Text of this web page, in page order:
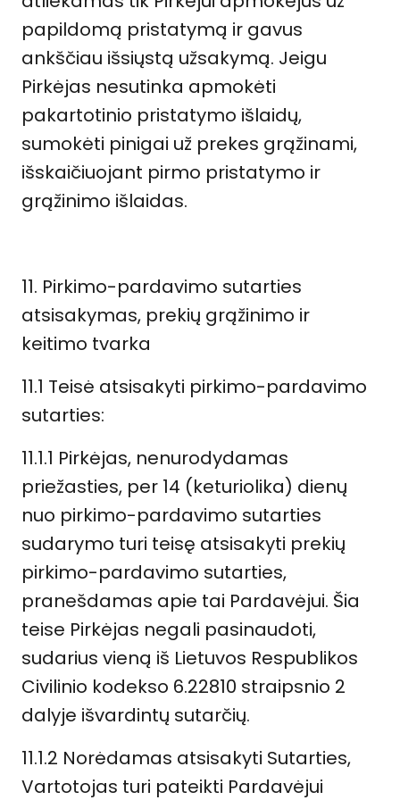
papildomą pristatymą ir gavus
ankščiau išsiųstą užsakymą. Jeigu
Pirkėjas nesutinka apmokėti
pakartotinio pristatymo išlaidų,
sumokėti pinigai už prekes grąžinami,
išskaičiuojant pirmo pristatymo ir
grąžinimo išlaidas.
11. Pirkimo-pardavimo sutarties
atsisakymas, prekių grąžinimo ir
keitimo tvarka
11.1 Teisė atsisakyti pirkimo-pardavimo
sutarties:
11.1.1 Pirkėjas, nenurodydamas
priežasties, per 14 (keturiolika) dienų
nuo pirkimo-pardavimo sutarties
sudarymo turi teisę atsisakyti prekių
pirkimo-pardavimo sutarties,
pranešdamas apie tai Pardavėjui. Šia
teise Pirkėjas negali pasinaudoti,
sudarius vieną iš Lietuvos Respublikos
Civilinio kodekso 6.22810 straipsnio 2
dalyje išvardintų sutarčių.
11.1.2 Norėdamas atsisakyti Sutarties,
Vartotojas turi pateikti Pardavėjui